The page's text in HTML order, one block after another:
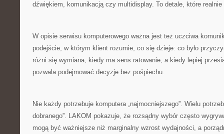
dźwiękiem, komunikacją czy multidisplay. To detale, które realnie
W opisie serwisu komputerowego ważna jest też uczciwa
podejście, w którym klient rozumie, co się dzieje: co było
różni się wymiana, kiedy ma sens ratowanie, a kiedy lepiej
pozwala podejmować decyzje bez pośpiechu.
Nie każdy potrzebuje komputera „najmocniejszego”. Wielu
dobranego”. LAKOM pokazuje, że rozsądny wybór często
mogą być ważniejsze niż marginalny wzrost wydajności, a